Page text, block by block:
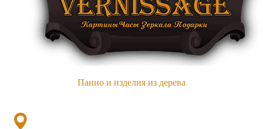
Панно и изделия из дерева